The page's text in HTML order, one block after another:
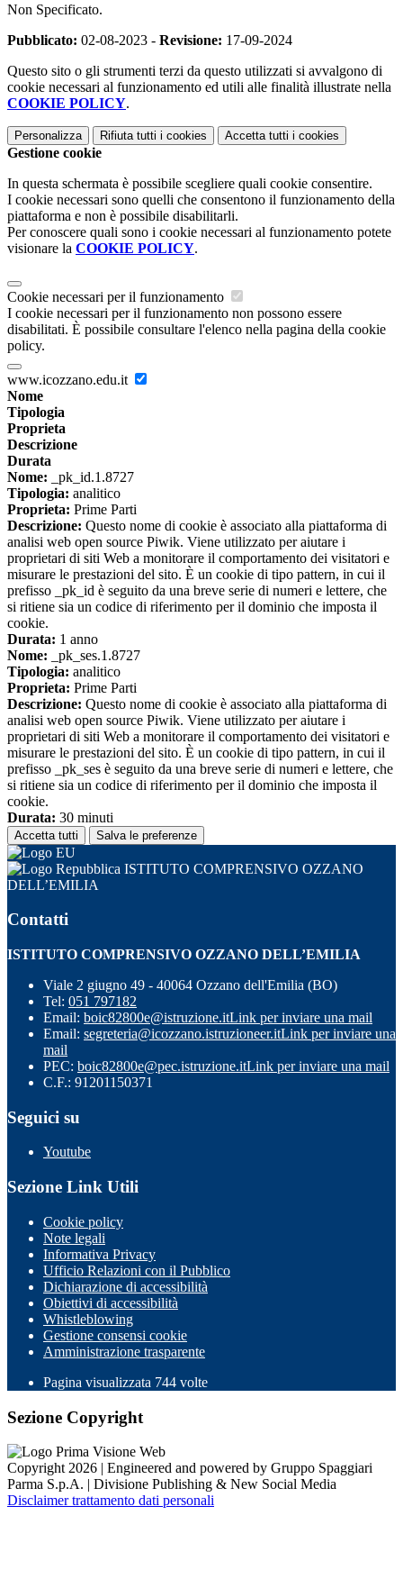
Non Specificato.
Pubblicato: 02-08-2023 - Revisione: 17-09-2024
Questo sito o gli strumenti terzi da questo utilizzati si avvalgono di
cookie necessari al funzionamento ed utili alle finalità illustrate nella
COOKIE POLICY.
Personalizza Rifiuta tutti i cookies Accetta tutti i cookies
Gestione cookie
In questa schermata è possibile scegliere quali cookie consentire.
I cookie necessari sono quelli che consentono il funzionamento della
piattaforma e non è possibile disabilitarli.
Per conoscere quali sono i cookie necessari al funzionamento potete
visionare la COOKIE POLICY.
Cookie necessari per il funzionamento
I cookie necessari per il funzionamento non possono essere
disabilitati. È possibile consultare l'elenco nella pagina della cookie
policy.
www.icozzano.edu.it
Nome
Tipologia
Proprieta
Descrizione
Durata
Nome: _pk_id.1.8727
Tipologia: analitico
Proprieta: Prime Parti
Descrizione: Questo nome di cookie è associato alla piattaforma di
analisi web open source Piwik. Viene utilizzato per aiutare i
proprietari di siti Web a monitorare il comportamento dei visitatori e
misurare le prestazioni del sito. È un cookie di tipo pattern, in cui il
prefisso _pk_id è seguito da una breve serie di numeri e lettere, che
si ritiene sia un codice di riferimento per il dominio che imposta il
cookie.
Durata: 1 anno
Nome: _pk_ses.1.8727
Tipologia: analitico
Proprieta: Prime Parti
Descrizione: Questo nome di cookie è associato alla piattaforma di
analisi web open source Piwik. Viene utilizzato per aiutare i
proprietari di siti Web a monitorare il comportamento dei visitatori e
misurare le prestazioni del sito. È un cookie di tipo pattern, in cui il
prefisso _pk_ses è seguito da una breve serie di numeri e lettere, che
si ritiene sia un codice di riferimento per il dominio che imposta il
cookie.
Durata: 30 minuti
Accetta tutti Salva le preferenze
ISTITUTO COMPRENSIVO OZZANO
DELL’EMILIA
Contatti
ISTITUTO COMPRENSIVO OZZANO DELL’EMILIA
Viale 2 giugno 49 - 40064 Ozzano dell'Emilia (BO)
Tel: 051 797182
Email: boic82800e@istruzione.itLink per inviare una mail
Email: segreteria@icozzano.istruzioneer.itLink per inviare una
mail
PEC: boic82800e@pec.istruzione.itLink per inviare una mail
C.F.: 91201150371
Seguici su
Youtube
Sezione Link Utili
Cookie policy
Note legali
Informativa Privacy
Ufficio Relazioni con il Pubblico
Dichiarazione di accessibilità
Obiettivi di accessibilità
Whistleblowing
Gestione consensi cookie
Amministrazione trasparente
Pagina visualizzata 744 volte
Sezione Copyright
Copyright 2026 | Engineered and powered by Gruppo Spaggiari
Parma S.p.A. | Divisione Publishing & New Social Media
Disclaimer trattamento dati personali